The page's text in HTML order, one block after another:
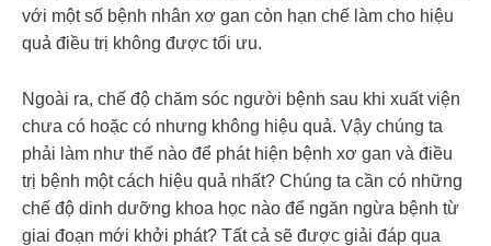
với một số bệnh nhân xơ gan còn hạn chế làm cho hiệu
quả điều trị không được tối ưu.
Ngoài ra, chế độ chăm sóc người bệnh sau khi xuất viện
chưa có hoặc có nhưng không hiệu quả. Vậy chúng ta
phải làm như thế nào để phát hiện bệnh xơ gan và điều
trị bệnh một cách hiệu quả nhất? Chúng ta cần có những
chế độ dinh dưỡng khoa học nào để ngăn ngừa bệnh từ
giai đoạn mới khởi phát? Tất cả sẽ được giải đáp qua